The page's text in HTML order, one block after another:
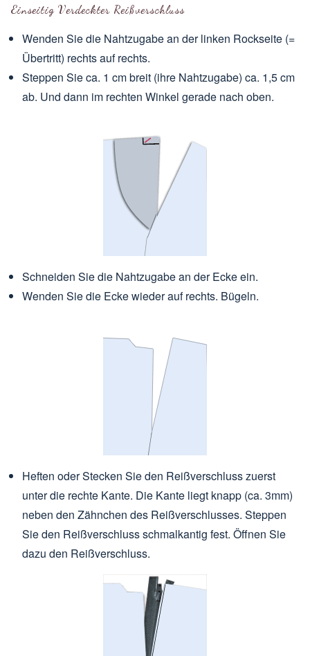
Einseitig Verdeckter Reißverschluss
Wenden Sie die Nahtzugabe an der linken Rockseite (=
Übertritt) rechts auf rechts.
Steppen Sie ca. 1 cm breit (ihre Nahtzugabe) ca. 1,5 cm
ab. Und dann im rechten Winkel gerade nach oben.
Schneiden Sie die Nahtzugabe an der Ecke ein.
Wenden Sie die Ecke wieder auf rechts. Bügeln.
Heften oder Stecken Sie den Reißverschluss zuerst
unter die rechte Kante. Die Kante liegt knapp (ca. 3mm)
neben den Zähnchen des Reißverschlusses. Steppen
Sie den Reißverschluss schmalkantig fest. Öffnen Sie
dazu den Reißverschluss.